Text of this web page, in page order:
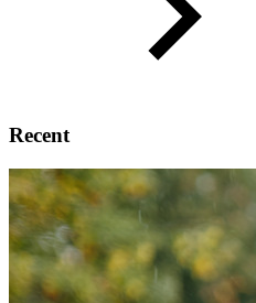
Recent